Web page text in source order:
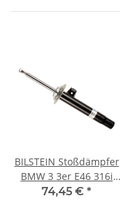
BILSTEIN Stoßdämpfer
BMW 3 3er E46 316i
318 320 d Vorne Rechts
74,45 € *